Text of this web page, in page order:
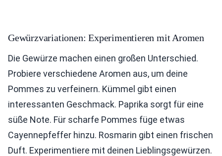
Gewürzvariationen: Experimentieren mit Aromen
Die Gewürze machen einen großen Unterschied.
Probiere verschiedene Aromen aus, um deine
Pommes zu verfeinern. Kümmel gibt einen
interessanten Geschmack. Paprika sorgt für eine
süße Note. Für scharfe Pommes füge etwas
Cayennepfeffer hinzu. Rosmarin gibt einen frischen
Duft. Experimentiere mit deinen Lieblingsgewürzen.